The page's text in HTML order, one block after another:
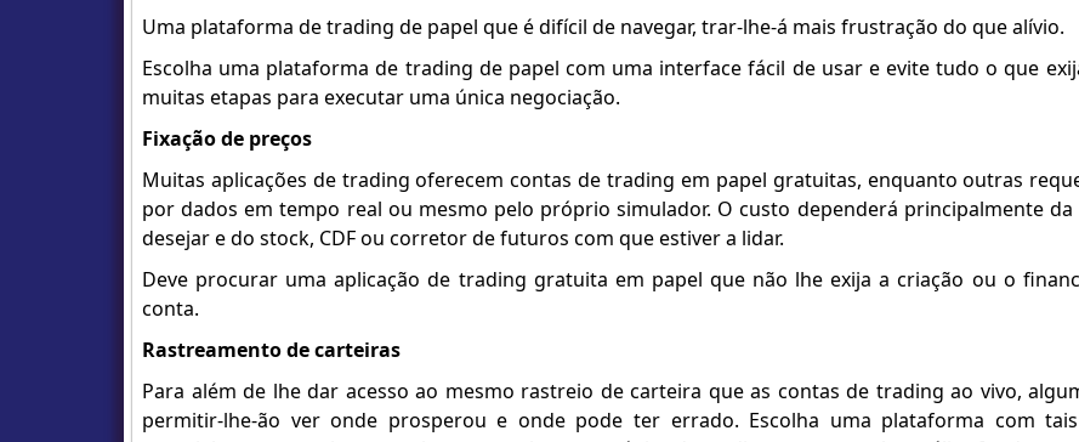
Uma plataforma de trading de papel que é difícil de navegar, trar-lhe-á mais frustração do que alívio.
Escolha uma plataforma de trading de papel com uma interface fácil de usar e evite tudo o que
muitas etapas para executar uma única negociação.
Fixação de preços
Muitas aplicações de trading oferecem contas de trading em papel gratuitas, enquanto outras
por dados em tempo real ou mesmo pelo próprio simulador. O custo dependerá principalmente
desejar e do stock, CDF ou corretor de futuros com que estiver a lidar.
Deve procurar uma aplicação de trading gratuita em papel que não lhe exija a criação ou o
conta.
Rastreamento de carteiras
Para além de lhe dar acesso ao mesmo rastreio de carteira que as contas de trading ao vivo,
permitir-lhe-ão ver onde prosperou e onde pode ter errado. Escolha uma plataforma com tais